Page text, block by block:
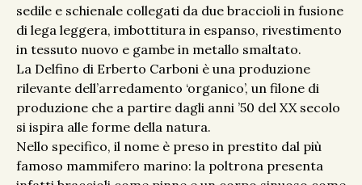
sedile e schienale collegati da due braccioli in fusione
di lega leggera, imbottitura in espanso, rivestimento
in tessuto nuovo e gambe in metallo smaltato.
La Delfino di Erberto Carboni è una produzione
rilevante dell’arredamento ‘organico’, un filone di
produzione che a partire dagli anni ’50 del XX secolo
si ispira alle forme della natura.
Nello specifico, il nome è preso in prestito dal più
famoso mammifero marino: la poltrona presenta